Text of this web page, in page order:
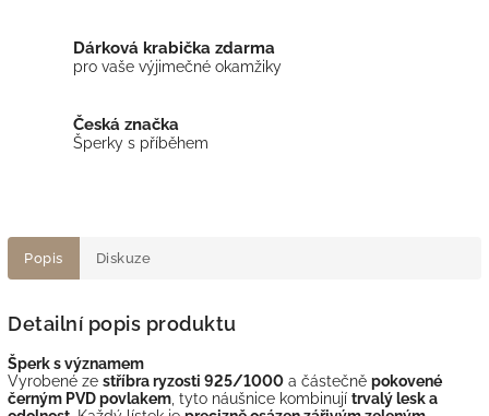
Dárková krabička zdarma
pro vaše výjimečné okamžiky
Česká značka
Šperky s příběhem
Popis Diskuze
Detailní popis produktu
Šperk s významem
Vyrobené ze stříbra ryzosti 925/1000 a částečně pokovené
černým PVD povlakem , tyto náušnice kombinují trvalý lesk a